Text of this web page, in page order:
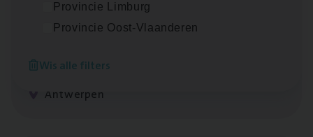
Provincie Limburg
Provincie Oost-Vlaanderen
Wis alle filters
Claims Management
Antwerpen